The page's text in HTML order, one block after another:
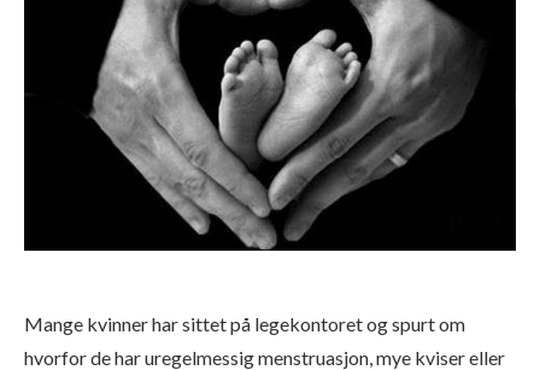
Mange kvinner har sittet på legekontoret og spurt om
hvorfor de har uregelmessig menstruasjon, mye kviser eller